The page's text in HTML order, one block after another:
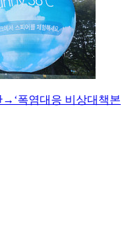
폭염대응 비상대책본